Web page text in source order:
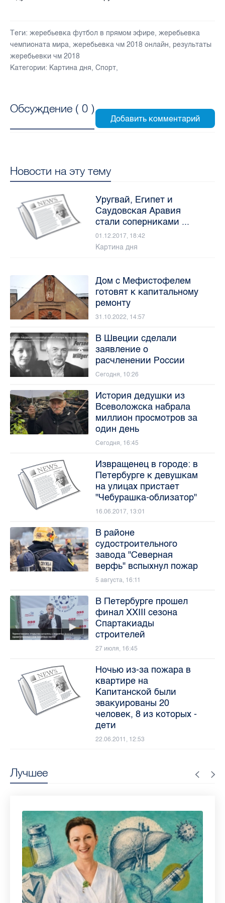
Теги: жеребьевка футбол в прямом эфире, жеребьевка
чемпионата мира, жеребьевка чм 2018 онлайн, результаты
жеребьевки чм 2018
Категории: Картина дня, Спорт,
Обсуждение ( 0 )
Лучшее
Новости на эту тему
Уругвай, Египет и
Саудовская Аравия
стали соперниками ...
01.12.2017, 18:42
Картина дня
Дом с Мефистофелем
готовят к капитальному
ремонту
31.10.2022, 14:57
В Швеции сделали
заявление о
расчленении России
Сегодня, 10:26
История дедушки из
Всеволожска набрала
миллион просмотров за
один день
Сегодня, 16:45
Извращенец в городе: в
Петербурге к девушкам
на улицах пристает
"Чебурашка-облизатор"
16.06.2017, 13:01
В районе
судостроительного
завода "Северная
верфь" вспыхнул пожар
5 августа, 16:11
В Петербурге прошел
финал XXIII сезона
Спартакиады
строителей
27 июля, 16:45
Ночью из-за пожара в
квартире на
Капитанской были
эвакуированы 20
человек, 8 из которых -
дети
22.06.2011, 12:53